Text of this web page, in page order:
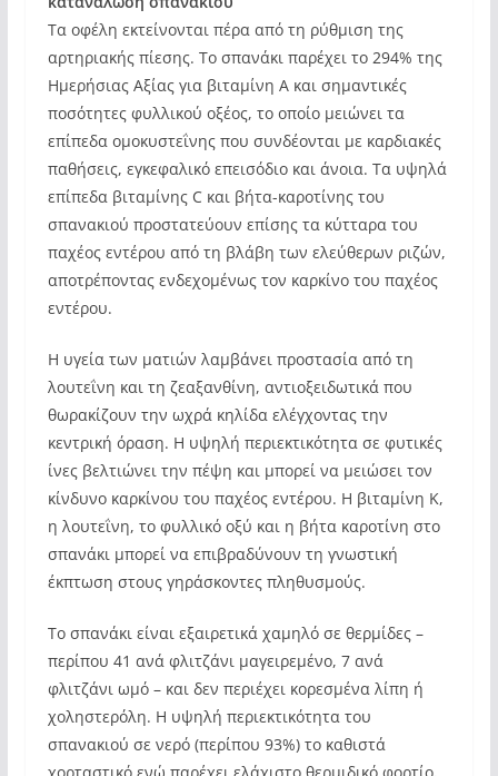
Τα οφέλη εκτείνονται πέρα από τη ρύθμιση της
αρτηριακής πίεσης. Το σπανάκι παρέχει το 294% της
Ημερήσιας Αξίας για βιταμίνη Α και σημαντικές
ποσότητες φυλλικού οξέος, το οποίο μειώνει τα
επίπεδα ομοκυστεΐνης που συνδέονται με καρδιακές
παθήσεις, εγκεφαλικό επεισόδιο και άνοια. Τα υψηλά
επίπεδα βιταμίνης C και βήτα-καροτίνης του
σπανακιού προστατεύουν επίσης τα κύτταρα του
παχέος εντέρου από τη βλάβη των ελεύθερων ριζών,
αποτρέποντας ενδεχομένως τον καρκίνο του παχέος
εντέρου.
Η υγεία των ματιών λαμβάνει προστασία από τη
λουτεΐνη και τη ζεαξανθίνη, αντιοξειδωτικά που
θωρακίζουν την ωχρά κηλίδα ελέγχοντας την
κεντρική όραση. Η υψηλή περιεκτικότητα σε φυτικές
ίνες βελτιώνει την πέψη και μπορεί να μειώσει τον
κίνδυνο καρκίνου του παχέος εντέρου. Η βιταμίνη Κ,
η λουτεΐνη, το φυλλικό οξύ και η βήτα καροτίνη στο
σπανάκι μπορεί να επιβραδύνουν τη γνωστική
έκπτωση στους γηράσκοντες πληθυσμούς.
Το σπανάκι είναι εξαιρετικά χαμηλό σε θερμίδες –
περίπου 41 ανά φλιτζάνι μαγειρεμένο, 7 ανά
φλιτζάνι ωμό – και δεν περιέχει κορεσμένα λίπη ή
χοληστερόλη. Η υψηλή περιεκτικότητα του
σπανακιού σε νερό (περίπου 93%) το καθιστά